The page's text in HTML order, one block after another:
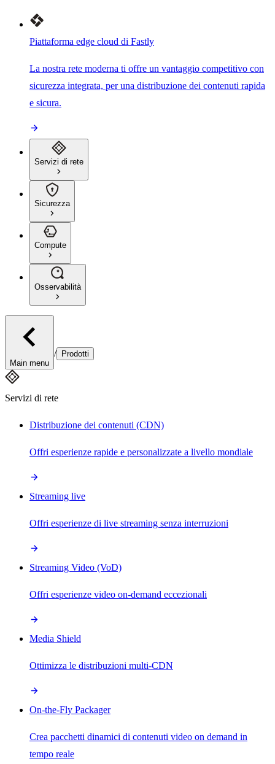
Piattaforma edge cloud di Fastly
La nostra rete moderna ti offre un vantaggio competitivo con
sicurezza integrata, per una distribuzione dei contenuti rapida
e sicura.
Servizi di rete
Sicurezza
Compute
Osservabilità
Main menu
/ Prodotti
Servizi di rete
Distribuzione dei contenuti (CDN)
Offri esperienze rapide e personalizzate a livello mondiale
Streaming live
Offri esperienze di live streaming senza interruzioni
Streaming Video (VoD)
Offri esperienze video on-demand eccezionali
Media Shield
Ottimizza le distribuzioni multi-CDN
On-the-Fly Packager
Crea pacchetti dinamici di contenuti video on demand in
tempo reale